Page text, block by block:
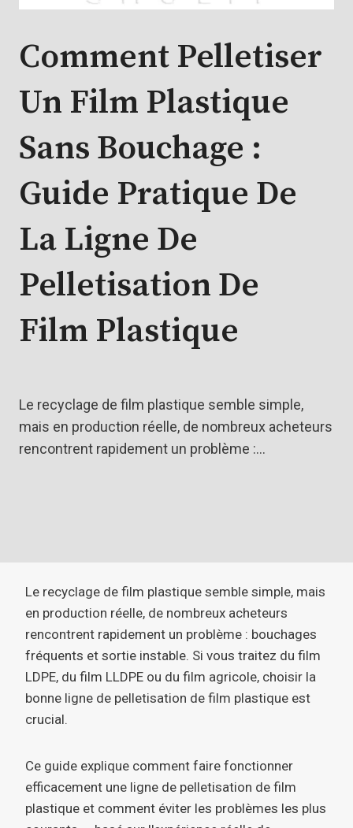
Comment Pelletiser
Un Film Plastique
Sans Bouchage :
Guide Pratique De
La Ligne De
Pelletisation De
Film Plastique
Le recyclage de film plastique semble simple,
mais en production réelle, de nombreux acheteurs
rencontrent rapidement un problème :…
Le recyclage de film plastique semble simple, mais
en production réelle, de nombreux acheteurs
rencontrent rapidement un problème : bouchages
fréquents et sortie instable. Si vous traitez du film
LDPE, du film LLDPE ou du film agricole, choisir la
bonne ligne de pelletisation de film plastique est
crucial.
Ce guide explique comment faire fonctionner
efficacement une ligne de pelletisation de film
plastique et comment éviter les problèmes les plus